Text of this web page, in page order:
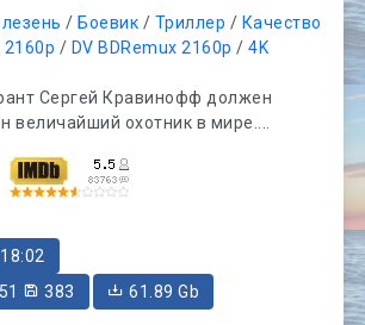
/ Боевик / Триллер / Качество
2160p / DV BDRemux 2160p /4K
Сергей Кравинофф должен
величайший охотник в мире....
51 383
61.89 Gb